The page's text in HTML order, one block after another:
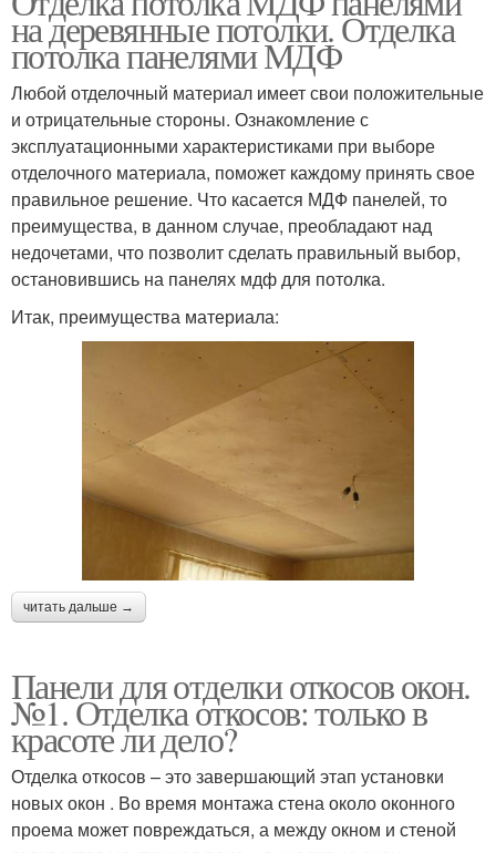
на деревянные потолки. Отделка
потолка панелями МДФ
Любой отделочный материал имеет свои положительные
и отрицательные стороны. Ознакомление с
эксплуатационными характеристиками при выборе
отделочного материала, поможет каждому принять свое
правильное решение. Что касается МДФ панелей, то
преимущества, в данном случае, преобладают над
недочетами, что позволит сделать правильный выбор,
остановившись на панелях мдф для потолка.
Итак, преимущества материала:
читать дальше →
Панели для отделки откосов окон.
№1. Отделка откосов: только в
красоте ли дело?
Отделка откосов – это завершающий этап установки
новых окон . Во время монтажа стена около оконного
проема может повреждаться, а между окном и стеной